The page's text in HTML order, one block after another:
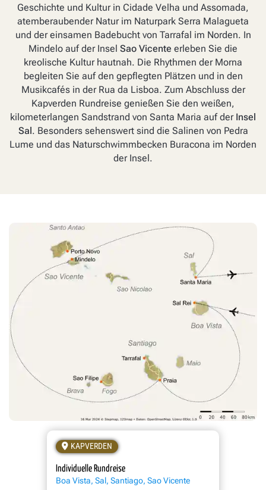
Geschichte und Kultur in Cidade Velha und Assomada,
atemberaubender Natur im Naturpark Serra Malagueta
und der einsamen Badebucht von Tarrafal im Norden. In
Mindelo auf der Insel Sao Vicente erleben Sie die
kreolische Kultur hautnah. Die Rhythmen der Morna
begleiten Sie auf den gepflegten Plätzen und in den
Musikcafés in der Rua da Lisboa. Zum Abschluss der
Kapverden Rundreise genießen Sie den weißen,
kilometerlangen Sandstrand von Santa Maria auf der Insel
Sal . Besonders sehenswert sind die Salinen von Pedra
Lume und das Naturschwimmbecken Buracona im Norden
der Insel.
KAPVERDEN
Individuelle Rundreise
Boa Vista, Sal, Santiago, Sao Vicente